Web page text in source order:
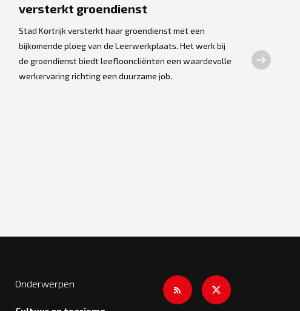
versterkt groendienst
Stad Kortrijk versterkt haar groendienst met een
bijkomende ploeg van de Leerwerkplaats. Het werk bij
de groendienst biedt leeflooncliënten een waardevolle
werkervaring richting een duurzame job.
Op
Onderwerpen